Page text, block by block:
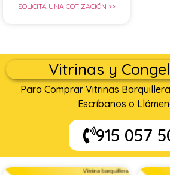
SOLICITA UNA COTIZACIÓN >>
Vitrinas y
Para Comprar Vitrinas
Escríbanos o
915 057